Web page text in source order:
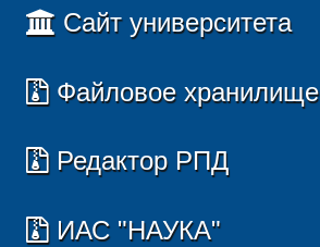
Сайт университета
Файловое хранилище
Редактор РПД
ИАС "НАУКА"